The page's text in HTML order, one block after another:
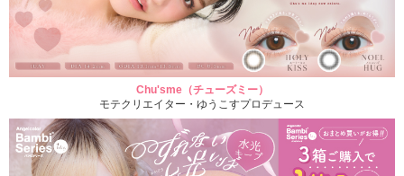
Chu'sme（チューズミー）
モテクリエイター・ゆうこすプロデュース